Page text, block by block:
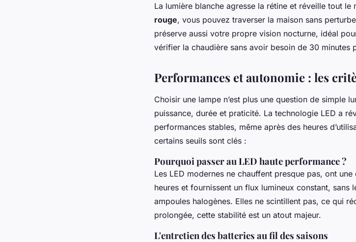
La lumière blanche agresse la rétine et réveille tout le
rouge, vous pouvez traverser la maison sans
préserve aussi votre propre vision nocturne, idéal
vérifier la chaudière sans avoir besoin de 30 minutes
Performances et autonomie : les
Choisir une lampe n’est plus une question de simple
puissance, durée et praticité. La technologie LED a
performances stables, même après des heures
certains seuils sont clés :
Pourquoi passer au LED haute performance ?
Les LED modernes ne chauffent presque pas, ont
heures et fournissent un flux lumineux constant, sans
ampoules halogènes. Elles ne scintillent pas, ce qui
prolongée, cette stabilité est un atout majeur.
L'entretien des batteries au fil des saisons